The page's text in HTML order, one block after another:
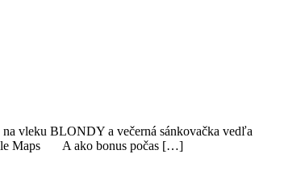
vleku BLONDY a večerná sánkovačka vedľa
Maps A ako bonus počas […]